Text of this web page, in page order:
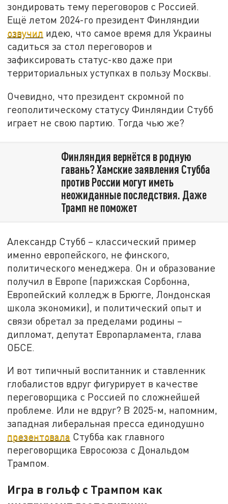
зондировать тему переговоров с Россией.
Ещё летом 2024-го президент Финляндии
озвучил идею, что самое время для Украины
садиться за стол переговоров и
зафиксировать статус-кво даже при
территориальных уступках в пользу Москвы.
Очевидно, что президент скромной по
геополитическому статусу Финляндии Стубб
играет не свою партию. Тогда чью же?
Финляндия вернётся в родную
гавань? Хамские заявления Стубба
против России могут иметь
неожиданные последствия. Даже
Трамп не поможет
Александр Стубб – классический пример
именно европейского, не финского,
политического менеджера. Он и образование
получил в Европе (парижская Сорбонна,
Европейский колледж в Брюгге, Лондонская
школа экономики), и политический опыт и
связи обретал за пределами родины –
дипломат, депутат Европарламента, глава
ОБСЕ.
И вот типичный воспитанник и ставленник
глобалистов вдруг фигурирует в качестве
переговорщика с Россией по сложнейшей
проблеме. Или не вдруг? В 2025-м, напомним,
западная либеральная пресса единодушно
презентовала Стубба как главного
переговорщика Евросоюза с Дональдом
Трампом.
Игра в гольф с Трампом как